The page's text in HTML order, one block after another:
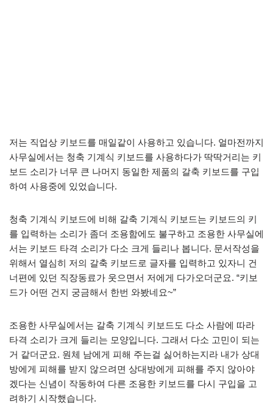
저는 직업상 키보드를 매일같이 사용하고 있습니다. 얼마전까지
사무실에서는 청축 기계식 키보드를 사용하다가 딱딱거리는 키
보드 소리가 너무 큰 나머지 동일한 제품의 갈축 키보드를 구입
하여 사용중에 있었습니다.
청축 기계식 키보드에 비해 갈축 기계식 키보드는 키보드의 키
를 입력하는 소리가 좀더 조용함에도 불구하고 조용한 사무실에
서는 키보드 타격 소리가 다소 크게 들리나 봅니다. 문서작성을
위해서 열심히 저의 갈축 키보드로 글자를 입력하고 있자니 건
너편에 있던 직장동료가 웃으면서 저에게 다가오더군요. “키보
드가 어떤 건지 궁금해서 한번 와봤네요~”
조용한 사무실에서는 갈축 기계식 키보드도 다소 사람에 따라
타격 소리가 크게 들리는 모양입니다. 그래서 다소 고민이 되는
거 같더군요. 원체 남에게 피해 주는걸 싫어하는지라 내가 상대
방에게 피해를 받지 않으려면 상대방에게 피해를 주지 않아야
겠다는 신념이 작동하여 다른 조용한 키보드를 다시 구입을 고
려하기 시작했습니다.